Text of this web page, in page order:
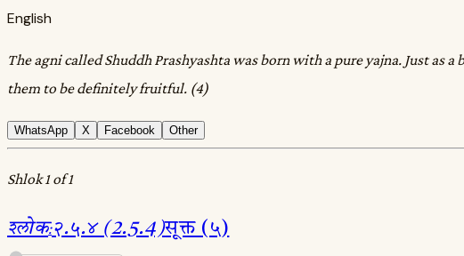
English
The agni called Shuddh Prashyashta was born with a pure yajna. Just
them to be definitely fruitful. (4)
WhatsApp X Facebook Other
Shlok 1 of 1
श्लोक:२.५.४ (2.5.4)सूक्त (५)